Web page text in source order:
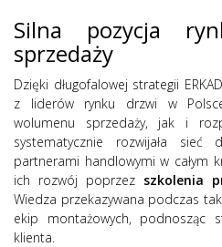
Silna pozycja
sprzedaży
Dzięki długofalowej strategii
z liderów rynku drzwi w
wolumenu sprzedaży, jak i
systematycznie rozwijała sieć
partnerami handlowymi w całym
ich rozwój poprzez szkolenia
Wiedza przekazywana podczas
ekip montażowych, podnosząc
klienta.